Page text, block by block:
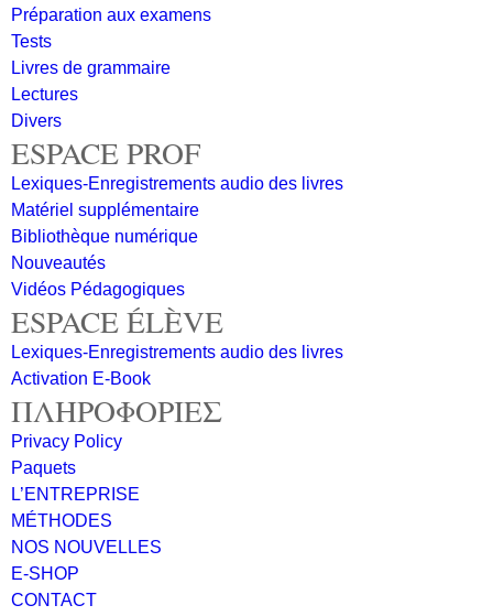
Préparation aux examens
Tests
Livres de grammaire
Lectures
Divers
ESPACE PROF
Lexiques-Enregistrements audio des livres
Matériel supplémentaire
Bibliothèque numérique
Nouveautés
Vidéos Pédagogiques
ESPACE ÉLÈVE
Lexiques-Enregistrements audio des livres
Activation E-Book
ΠΛΗΡΟΦΟΡΙΕΣ
Privacy Policy
Paquets
L’ENTREPRISE
MÉTHODES
NOS NOUVELLES
E-SHOP
CONTACT